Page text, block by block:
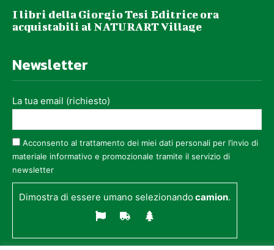
I libri della Giorgio Tesi Editrice ora
acquistabili al NATURART Village
Newsletter
La tua email (richiesto)
Acconsento al trattamento dei miei dati personali per l’invio di
materiale informativo e promozionale tramite il servizio di
newsletter
Dimostra di essere umano selezionandocamion.